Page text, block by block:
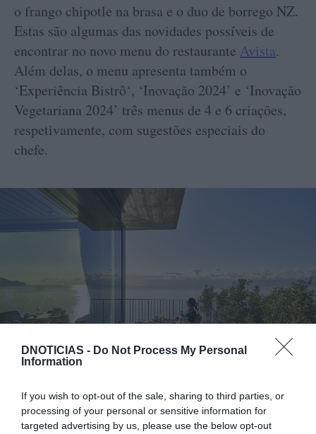
DNOTICIAS - Do Not Process My Personal
Information
If you wish to opt-out of the sale, sharing to third parties, or
processing of your personal or sensitive information for
targeted advertising by us, please use the below opt-out
o frango chipotle na brasa e o duo de borrego NZ.
Estas são algumas das novidades possíveis de
encontrar no novo menu do restaurante Avista.
Além delas, o menu apresenta também o
‘Experiência Bistrô‘, ‘Inovação 2024’ e ‘Inovação
Vegetariana 2024’ três menus de 4 e 6 criações,
respetivamente, com sugestões especiais do
chefe.